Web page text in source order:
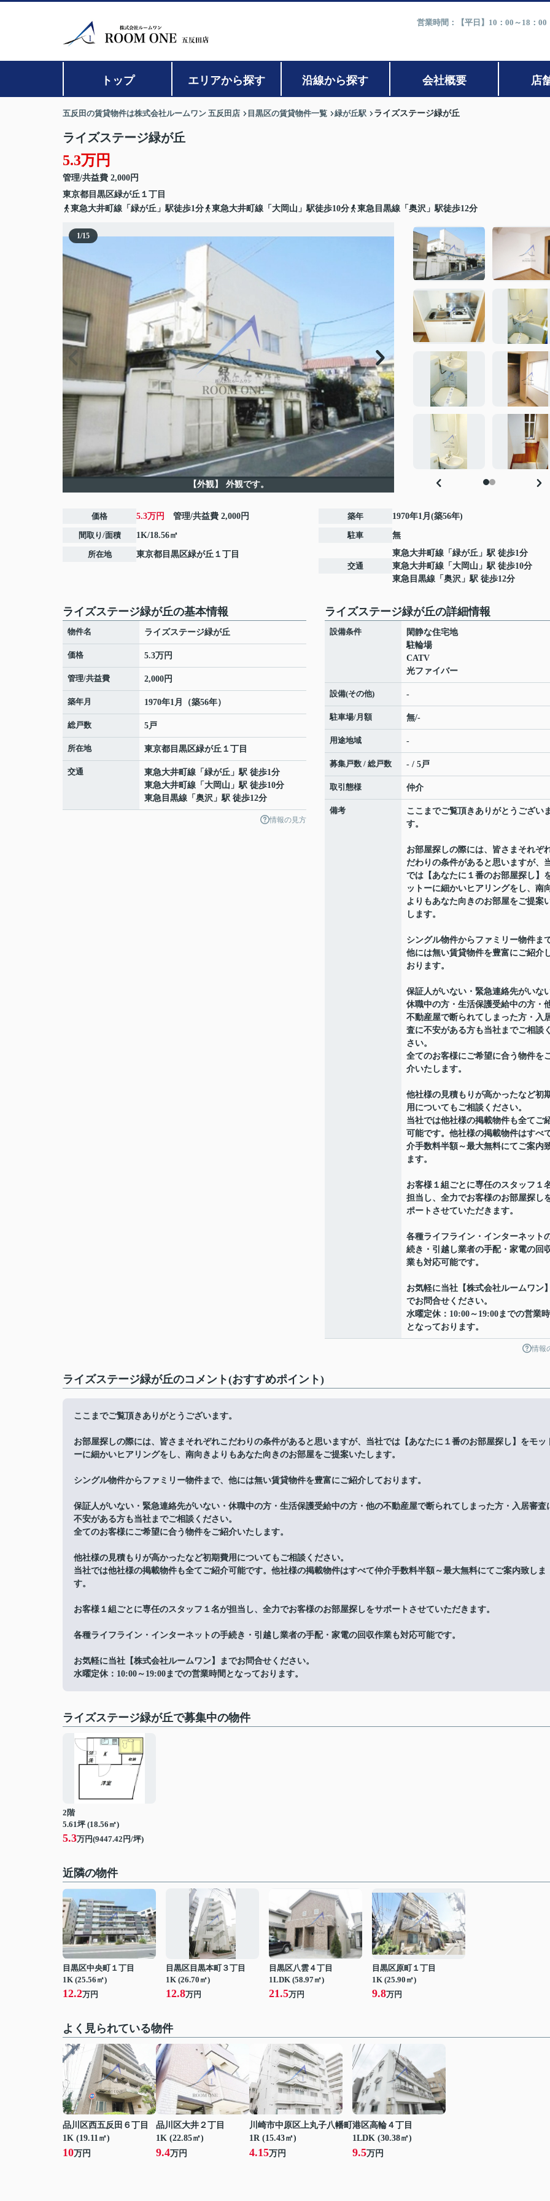
営業時間：【平日】10：00～18：
トップ エリアから探す 沿線から探す 会社概要 店
五反田の賃貸物件は株式会社ルームワン 五反田店 目黒区の賃貸物件一覧 緑が丘駅 ライズステージ緑が丘
ライズステージ緑が丘
5.3万円
管理/共益費 2,000円
東京都 目黒区緑が丘 １丁目
東急大井町線「緑が丘」駅徒歩1分
東急大井町線「大岡山」駅徒歩10分 東急目黒線「奥沢」駅徒歩12分
1/15
【外観】 外観です。
価格 5.3万円 管理/共益費 2,000円
間取り/面積 1K/18.56㎡
所在地 東京都 目黒区緑が丘 １丁目
築年 1970年1月(築56年)
駐車 無
交通
東急大井町線 「 緑が丘 」駅 徒歩1分
東急大井町線 「 大岡山 」駅 徒歩10分
東急目黒線 「 奥沢 」駅 徒歩12分
ライズステージ緑が丘の基本情報
物件名 ライズステージ緑が丘
価格 5.3万円
管理/共益費 2,000円
築年月 1970年1月（築56年）
総戸数 5戸
所在地 東京都 目黒区緑が丘 １丁目
交通 東急大井町線 「 緑が丘 」駅 徒歩1分
東急大井町線 「 大岡山 」駅 徒歩10分
東急目黒線 「 奥沢 」駅 徒歩12分
情報の見方
ライズステージ緑が丘の詳細情報
設備条件
閑静な住宅地
駐輪場
CATV
光ファイバー
設備(その他) -
駐車場/月額 無/-
用途地域 -
募集戸数 / 総戸数 - / 5戸
取引態様 仲介
備考
ここまでご覧頂きありがとうござい
す。
お部屋探しの際には、皆さまそれぞ
だわりの条件があると思いますが、
では【あなたに１番のお部屋探し】
ットーに細かいヒアリングをし、南
よりもあなた向きのお部屋をご提案
します。
シングル物件からファミリー物件ま
他には無い賃貸物件を豊富にご紹介
おります。
保証人がいない・緊急連絡先がいな
休職中の方・生活保護受給中の方・
不動産屋で断られてしまった方・入
査に不安がある方も当社までご相談
さい。
全てのお客様にご希望に合う物件を
介いたします。
他社様の見積もりが高かったなど初
用についてもご相談ください。
当社では他社様の掲載物件も全てご
可能です。他社様の掲載物件はすべ
介手数料半額～最大無料にてご案内
ます。
お客様１組ごとに専任のスタッフ１
担当し、全力でお客様のお部屋探し
ポートさせていただきます。
各種ライフライン・インターネット
続き・引越し業者の手配・家電の回
業も対応可能です。
お気軽に当社【株式会社ルームワン
でお問合せください。
水曜定休：10:00～19:00までの営業
となっております。
情報
ライズステージ緑が丘のコメント(おすすめポイント)
ここまでご覧頂きありがとうございます。
お部屋探しの際には、皆さまそれぞれこだわりの条件があると思いますが、当社では【あなたに１番のお部屋探し】をモッ
ーに細かいヒアリングをし、南向きよりもあなた向きのお部屋をご提案いたします。
シングル物件からファミリー物件まで、他には無い賃貸物件を豊富にご紹介しております。
保証人がいない・緊急連絡先がいない・休職中の方・生活保護受給中の方・他の不動産屋で断られてしまった方・入居審査
不安がある方も当社までご相談ください。
全てのお客様にご希望に合う物件をご紹介いたします。
他社様の見積もりが高かったなど初期費用についてもご相談ください。
当社では他社様の掲載物件も全てご紹介可能です。他社様の掲載物件はすべて仲介手数料半額～最大無料にてご案内致しま
す。
お客様１組ごとに専任のスタッフ１名が担当し、全力でお客様のお部屋探しをサポートさせていただきます。
各種ライフライン・インターネットの手続き・引越し業者の手配・家電の回収作業も対応可能です。
お気軽に当社【株式会社ルームワン】までお問合せください。
水曜定休：10:00～19:00までの営業時間となっております。
ライズステージ緑が丘で募集中の物件
2階
5.61坪 (18.56㎡)
5.3万円(9447.42円/坪)
近隣の物件
目黒区中央町１丁目
1K (25.56㎡)
12.2万円
目黒区目黒本町３丁目
1K (26.70㎡)
12.8万円
目黒区八雲４丁目
1LDK (58.97㎡)
21.5万円
目黒区原町１丁目
1K (25.90㎡)
9.8万円
よく見られている物件
品川区西五反田６丁目
1K (19.11㎡)
10万円
品川区大井２丁目
1K (22.85㎡)
9.4万円
川崎市中原区上丸子八幡町
1R (15.43㎡)
4.15万円
港区高輪４丁目
1LDK (30.38㎡)
9.5万円